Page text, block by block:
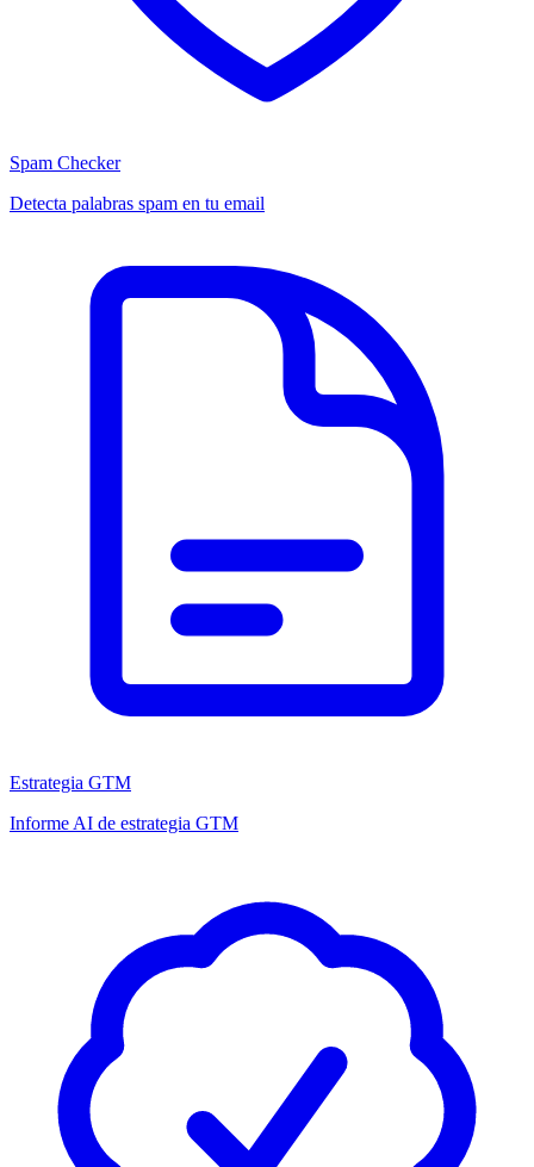
Spam Checker
Detecta palabras spam en tu email
Estrategia GTM
Informe AI de estrategia GTM